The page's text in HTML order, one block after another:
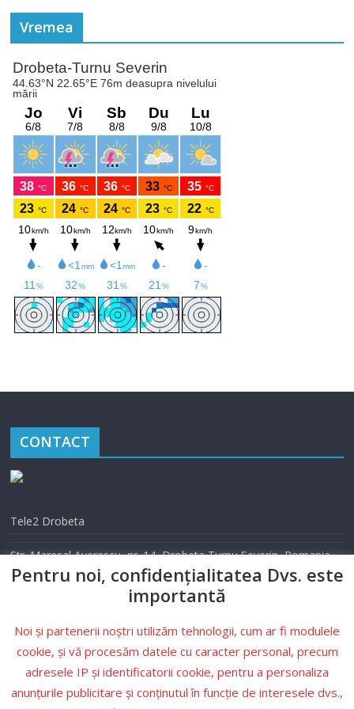
Vremea
CONTACT
Tele2 Drobeta
Str. Maresal Averescu, nr. 14, Drobeta Turnu Severin, Romania
Telefon: 0352 405 500
Email: info@tele2drobeta.ro
Website: tele2drobeta.ro
Condiții
Pentru noi, confidențialitatea Dvs. este
importantă
Noi și partenerii noștri utilizăm tehnologii, cum ar fi modulele
cookie, și vă procesăm datele cu caracter personal, precum
adresele IP și identificatorii cookie, pentru a personaliza
anunțurile publicitare și conținutul în funcție de interesele dvs.,